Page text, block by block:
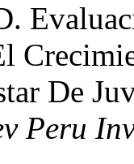
De
Peru